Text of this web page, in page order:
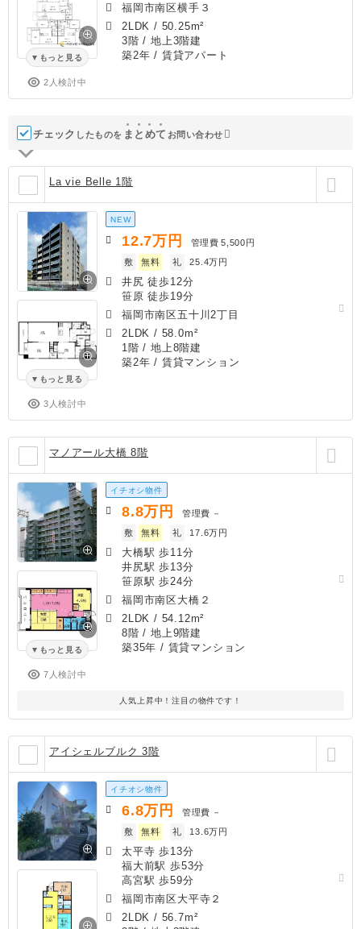
もっと見る
2人検討中
福岡市南区横手３
2LDK / 50.25m²
3階 / 地上3階建
築2年 / 賃貸アパート
チェック したものを ま と めて お問い合わせ
La vie Belle 1階
もっと見る
3人検討中
NEW
12.7万円 管理費 5,500円
敷
無料 礼 25.4万円
井尻 徒歩12分
笹原 徒歩19分
福岡市南区五十川2丁目
2LDK / 58.0m²
1階 / 地上8階建
築2年 / 賃貸マンション
マノアール大橋 8階
もっと見る
7人検討中
イチオシ物件
8.8万円 管理費 －
敷
無料 礼 17.6万円
大橋駅 歩11分
井尻駅 歩13分
笹原駅 歩24分
福岡市南区大橋２
2LDK / 54.12m²
8階 / 地上9階建
築35年 / 賃貸マンション
人気上昇中！注目の物件です！
アイシェルブルク 3階
イチオシ物件
6.8万円 管理費 －
敷
無料 礼 13.6万円
太平寺 歩13分
福大前駅 歩53分
高宮駅 歩59分
福岡市南区大平寺２
2LDK / 56.7m²